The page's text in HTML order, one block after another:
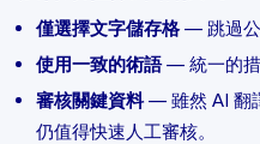
僅選擇文字儲存格— 跳過公
使用一致的術語— 統一的措
審核關鍵資料— 雖然 AI 翻
仍值得快速人工審核。